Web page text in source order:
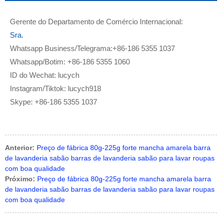
Gerente do Departamento de Comércio Internacional:
Sra.
Whatsapp Business/Telegrama:+86-186 5355 1037
Whatsapp/Botim: +86-186 5355 1060
ID do Wechat: lucych
Instagram/Tiktok: lucych918
Skype: +86-186 5355 1037
Anterior: Preço de fábrica 80g-225g forte mancha amarela barra
de lavanderia sabão barras de lavanderia sabão para lavar roupas
com boa qualidade
Próximo: Preço de fábrica 80g-225g forte mancha amarela barra
de lavanderia sabão barras de lavanderia sabão para lavar roupas
com boa qualidade